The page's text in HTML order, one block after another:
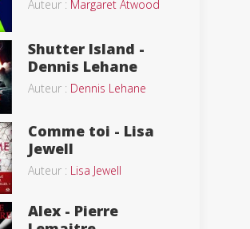
Auteur : Margaret Atwood
Shutter Island -
Dennis Lehane
Auteur : Dennis Lehane
Comme toi - Lisa
Jewell
Auteur : Lisa Jewell
Alex - Pierre